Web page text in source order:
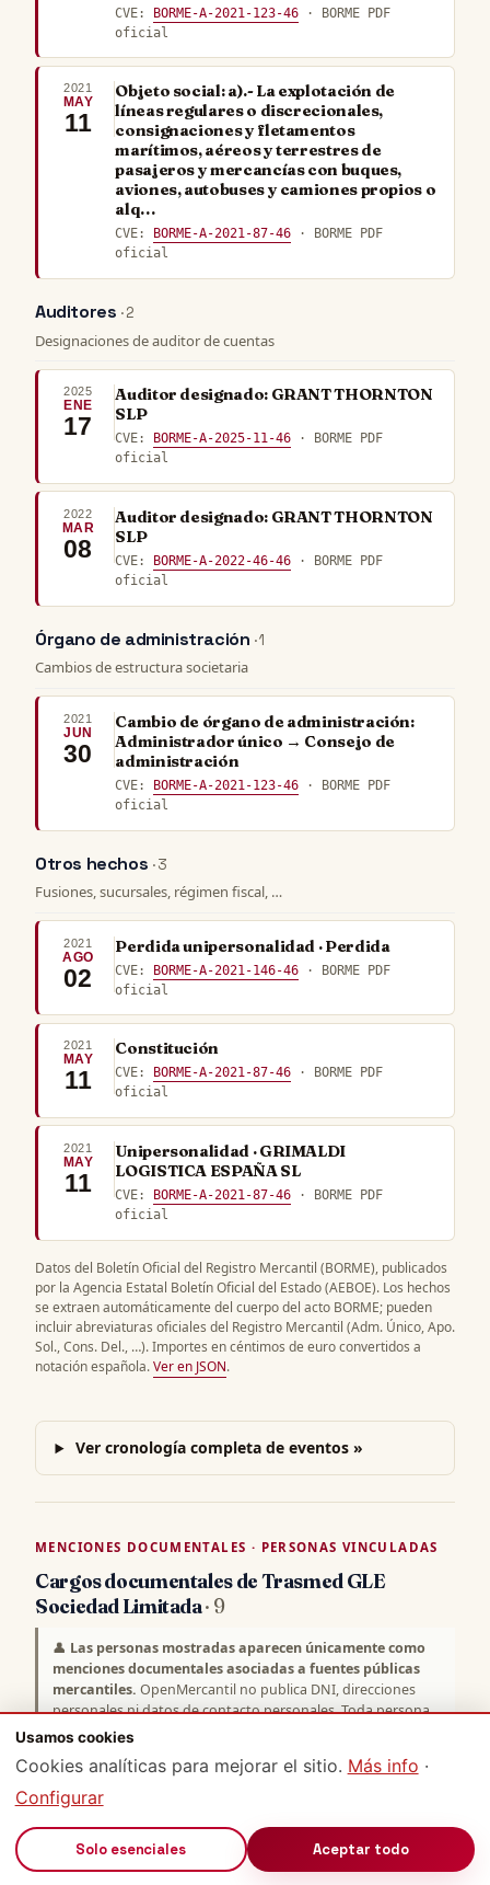
CVE: BORME-A-2021-123-46 · BORME PDF
oficial
2021
MAY
11
Objeto social: a).- La explotación de
líneas regulares o discrecionales,
consignaciones y fletamentos
marítimos, aéreos y terrestres de
pasajeros y mercancías con buques,
aviones, autobuses y camiones propios o
alq…
CVE: BORME-A-2021-87-46 · BORME PDF
oficial
Auditores · 2
Designaciones de auditor de cuentas
2025
ENE
17
Auditor designado: GRANT THORNTON
SLP
CVE: BORME-A-2025-11-46 · BORME PDF
oficial
2022
MAR
08
Auditor designado: GRANT THORNTON
SLP
CVE: BORME-A-2022-46-46 · BORME PDF
oficial
Órgano de administración · 1
Cambios de estructura societaria
2021
JUN
30
Cambio de órgano de administración:
Administrador único → Consejo de
administración
CVE: BORME-A-2021-123-46 · BORME PDF
oficial
Otros hechos · 3
Fusiones, sucursales, régimen fiscal, …
2021
AGO
02
Perdida unipersonalidad · Perdida
CVE: BORME-A-2021-146-46 · BORME PDF
oficial
2021
MAY
11
Constitución
CVE: BORME-A-2021-87-46 · BORME PDF
oficial
2021
MAY
11
Unipersonalidad · GRIMALDI
LOGISTICA ESPAÑA SL
CVE: BORME-A-2021-87-46 · BORME PDF
oficial
Datos del Boletín Oficial del Registro Mercantil (BORME), publicados
por la Agencia Estatal Boletín Oficial del Estado (AEBOE). Los hechos
se extraen automáticamente del cuerpo del acto BORME; pueden
incluir abreviaturas oficiales del Registro Mercantil (Adm. Único, Apo.
Sol., Cons. Del., …). Importes en céntimos de euro convertidos a
notación española.Ver en JSON.
Ver cronología completa de eventos »
MENCIONES DOCUMENTALES · PERSONAS VINCULADAS
Cargos documentales de Trasmed GLE
Sociedad Limitada· 9
👤 Las personas mostradas aparecen únicamente como
menciones documentales asociadas a fuentes públicas
mercantiles. OpenMercantil no publica DNI, direcciones
personales ni datos de contacto personales. Toda persona
puede solicitar rectificación en el
datos.
Trasmed GLE Sociedad
Limitada. Útil para identificar interlocutores oficiales,
Usamos cookies
Cookies analíticas para mejorar el sitio. Más info ·
Configurar
Solo esenciales Aceptar todo